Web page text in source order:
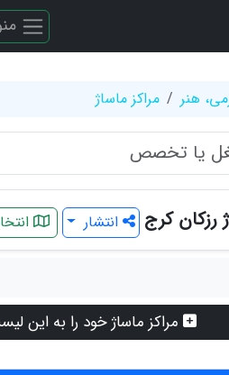
هنر مراکز ماساژ
رزکان کرج انتشار
مراکز ماساژ خود را به این